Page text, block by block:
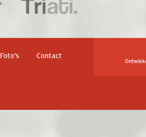
Foto’s Contact